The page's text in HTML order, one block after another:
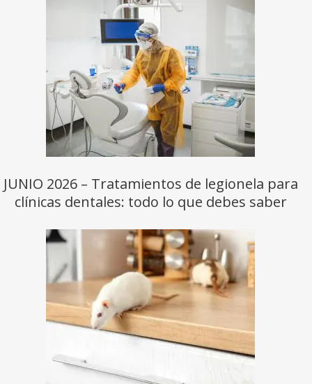
JUNIO 2026 – Tratamientos de legionela para
clínicas dentales: todo lo que debes saber